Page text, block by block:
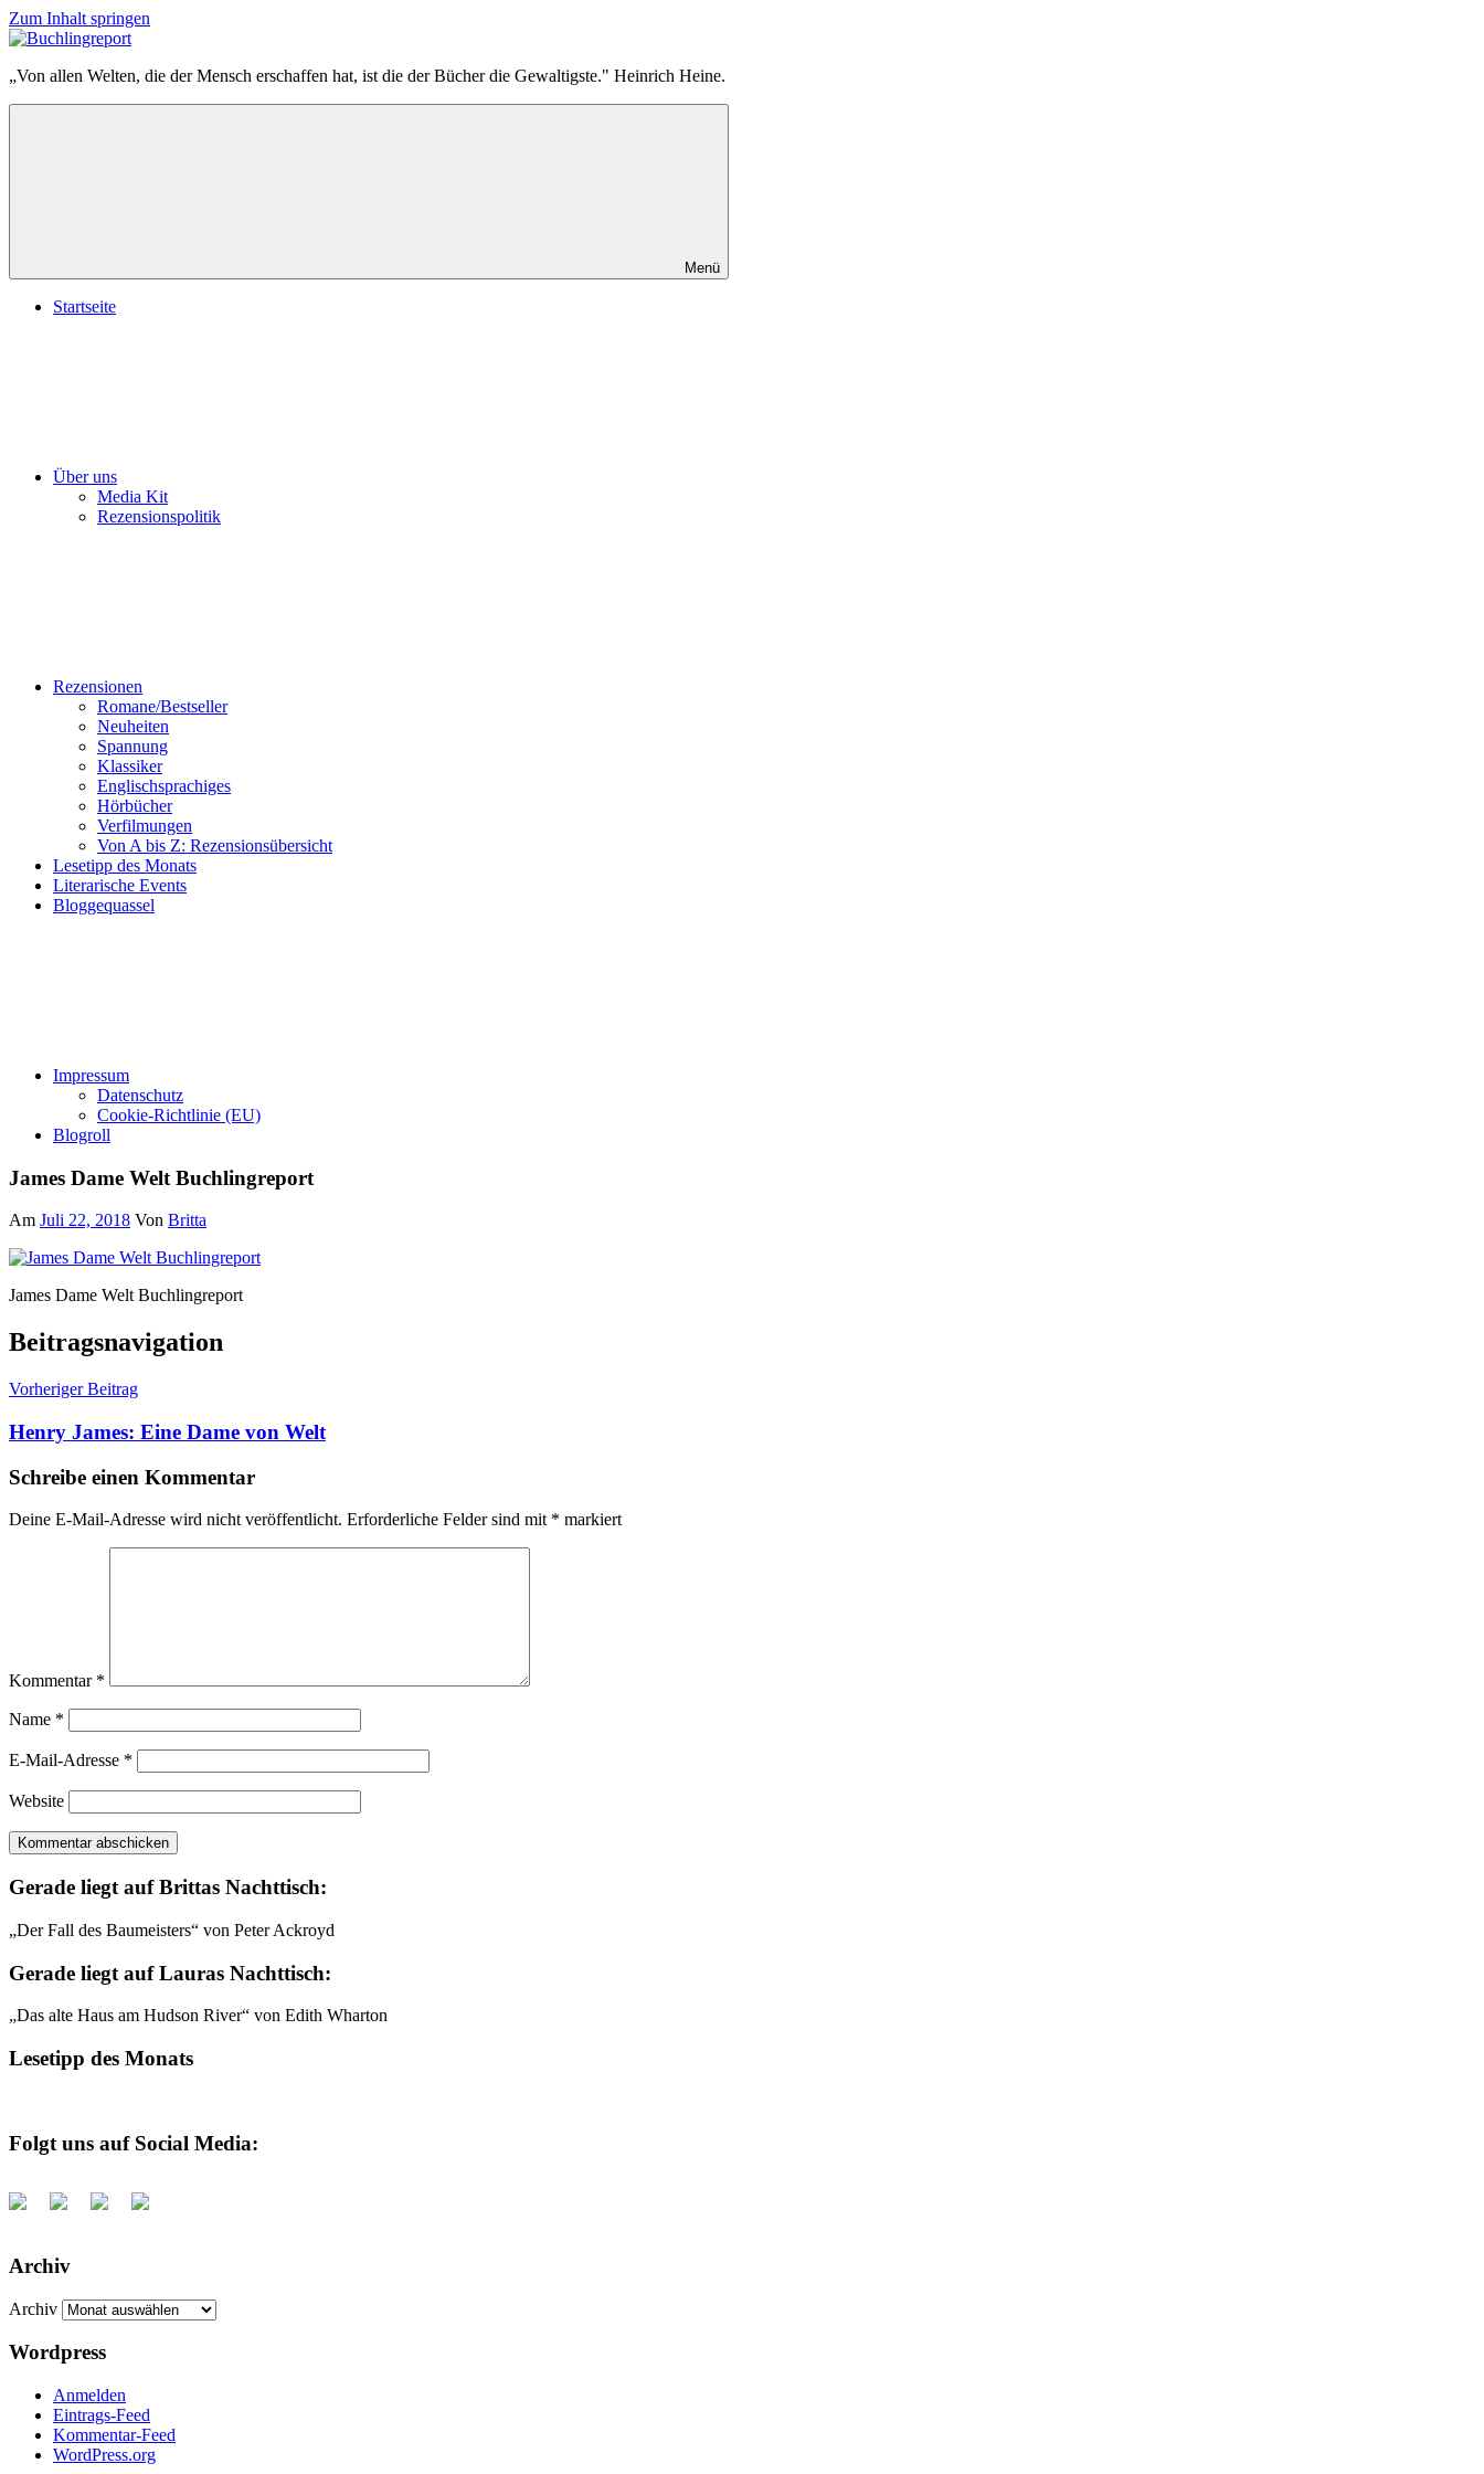
Zum Inhalt springen
Buchlingreport
„Von allen Welten, die der Mensch erschaffen hat, ist die der Bücher die Gewaltigste." Heinrich Heine.
Menü
Startseite
Über uns
Media Kit
Rezensionspolitik
Rezensionen
Romane/Bestseller
Neuheiten
Spannung
Klassiker
Englischsprachiges
Hörbücher
Verfilmungen
Von A bis Z: Rezensionsübersicht
Lesetipp des Monats
Literarische Events
Bloggequassel
Impressum
Datenschutz
Cookie-Richtlinie (EU)
Blogroll
James Dame Welt Buchlingreport
Am Juli 22, 2018 Von Britta
James Dame Welt Buchlingreport
Beitragsnavigation
Vorheriger Beitrag
Henry James: Eine Dame von Welt
Schreibe einen Kommentar
Deine E-Mail-Adresse wird nicht veröffentlicht. Erforderliche Felder sind mit * markiert
Kommentar *
Name *
E-Mail-Adresse *
Website
Gerade liegt auf Brittas Nachttisch:
„Der Fall des Baumeisters“ von Peter Ackroyd
Gerade liegt auf Lauras Nachttisch:
„Das alte Haus am Hudson River“ von Edith Wharton
Lesetipp des Monats
Folgt uns auf Social Media:
Archiv
Archiv
Wordpress
Anmelden
Eintrags-Feed
Kommentar-Feed
WordPress.org